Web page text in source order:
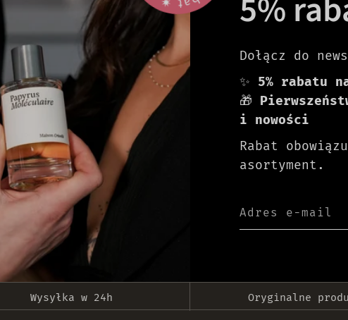
5%
Dołącz do
✨ 5% rabatu
🎁
i nowości
Rabat
asortyment.
Adres e-mail
Wysyłka w 24h Oryginalne